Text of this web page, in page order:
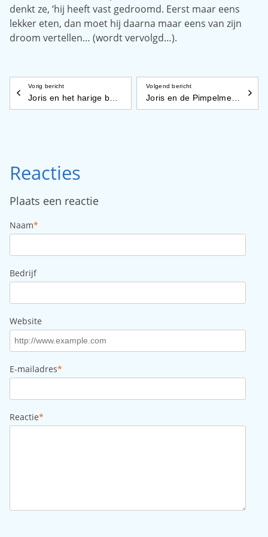
denkt ze, ‘hij heeft vast gedroomd. Eerst maar eens
lekker eten, dan moet hij daarna maar eens van zijn
droom vertellen… (wordt vervolgd…).
Vorig bericht Volgend bericht
Joris en de Pimpelmees
Reacties
Plaats een reactie
Naam*
Bedrijf
Website
E-mailadres*
Reactie*